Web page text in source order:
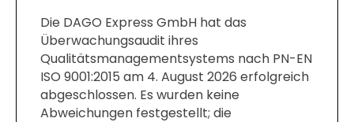
Die DAGO Express GmbH hat das
Überwachungsaudit ihres
Qualitätsmanagementsystems nach PN-EN
ISO 9001:2015 am 4. August 2026 erfolgreich
abgeschlossen. Es wurden keine
Abweichungen festgestellt; die